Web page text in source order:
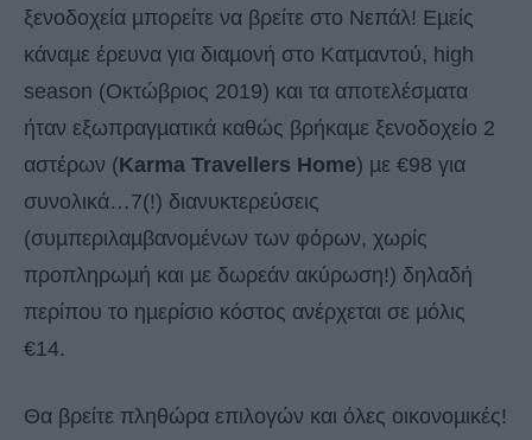
ξενοδοχεία µπορείτε να βρείτε στο Νεπάλ! Εµείς
κάναµε έρευνα για διαµονή στο Κατµαντού, high
season (Οκτώβριος 2019) και τα αποτελέσµατα
ήταν εξωπραγµατικά καθώς βρήκαµε ξενοδοχείο 2
αστέρων (Karma Travellers Home) µε €98 για
συνολικά…7(!) διανυκτερεύσεις
(συµπεριλαµβανοµένων των φόρων, χωρίς
προπληρωµή και µε δωρεάν ακύρωση!) δηλαδή
περίπου το ηµερίσιο κόστος ανέρχεται σε µόλις
€14.
Θα βρείτε πληθώρα επιλογών και όλες οικονοµικές!